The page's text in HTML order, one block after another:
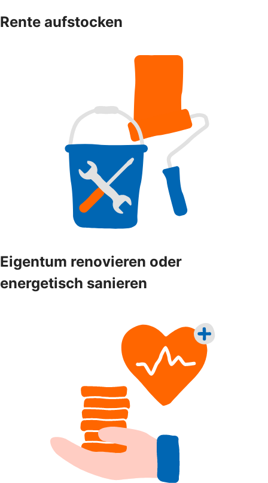
Rente aufstocken
Eigentum renovieren oder
energetisch sanieren